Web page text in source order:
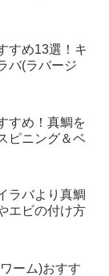
すめ13選！キ
バ(ラバージ
すめ！真鯛を
ピニング＆ベ
ラバより真鯛
エビの付け方
ーム)おすす